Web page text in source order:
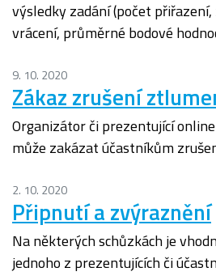
výsledky zadání (počet
vrácení, průměrné bodové
9. 10. 2020
Zákaz zrušení
Organizátor či prezentující
může zakázat účastníkům
2. 10. 2020
Připnutí a zvýraznění
Na některých schůzkách je
jednoho z prezentujících či